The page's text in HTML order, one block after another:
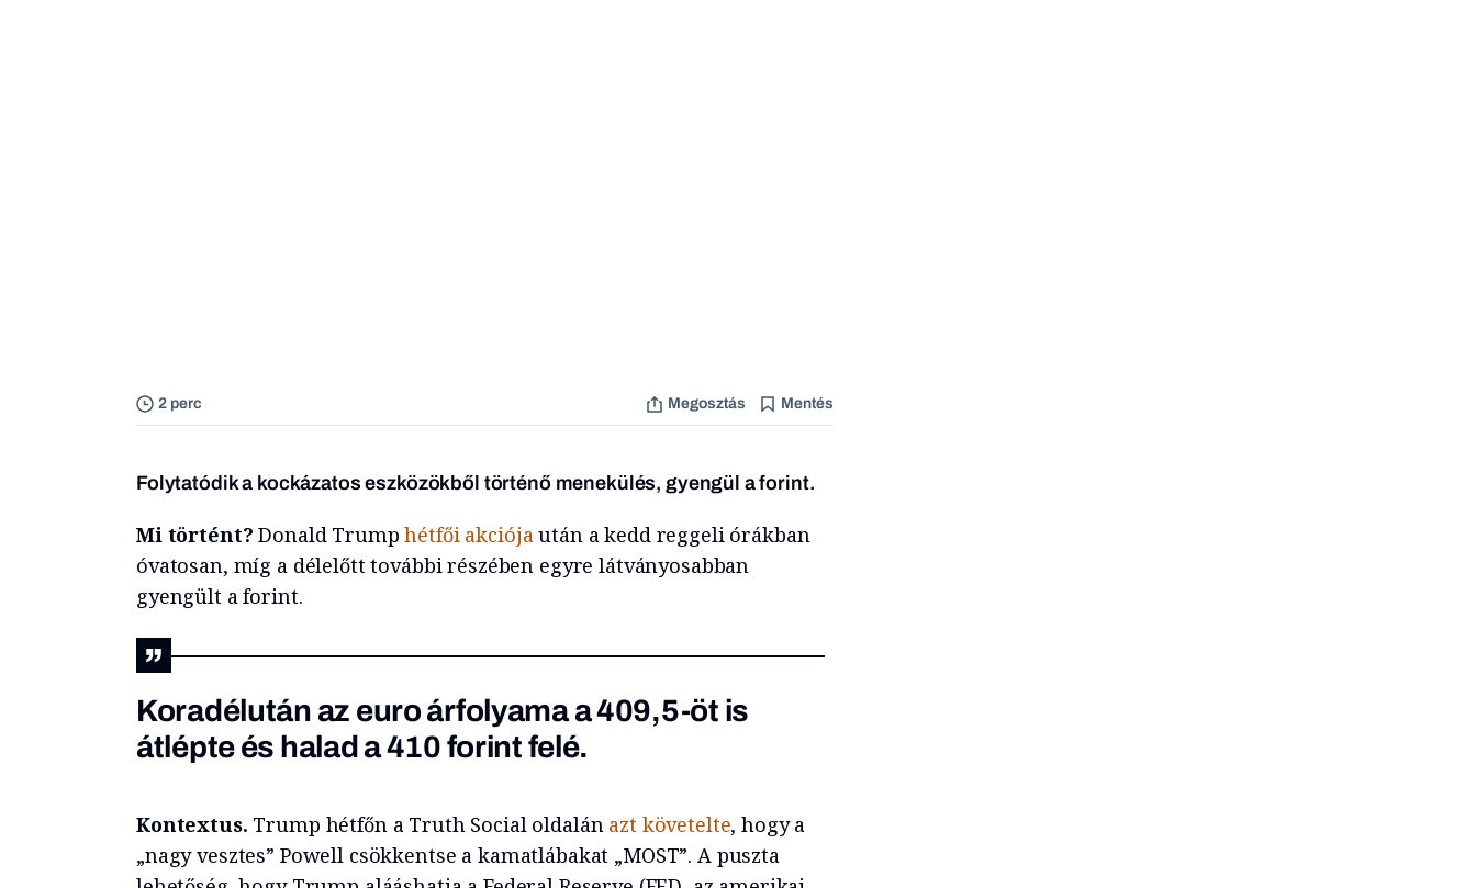
2 perc Megosztás Mentés
Folytatódik a kockázatos eszközökből történő menekülés, gyengül a forint.
Mi történt? Donald Trumphétfői akciójaután a kedd reggeli órákban
óvatosan, míg a délelőtt további részében egyre látványosabban
gyengült a forint.
Koradélután az euro árfolyama a 409,5-öt is
átlépte és halad a 410 forint felé.
Kontextus. Trump hétfőn a Truth Social oldalán azt követelte, hogy a
„nagy vesztes” Powell csökkentse a kamatlábakat „MOST”. A puszta